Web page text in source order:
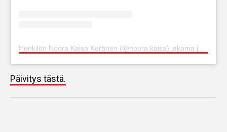
Päivitys tästä.